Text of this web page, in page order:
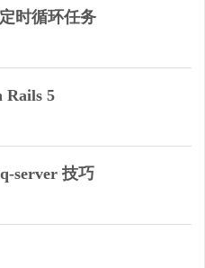
时循环任务
Rails 5
server 技巧